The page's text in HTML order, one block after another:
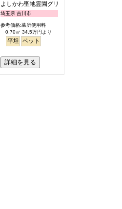
よしかわ聖地霊園グリーンピア
埼玉県 吉川市
参考価格:墓所使用料
0.70㎡ 34.5万円より
平坦 ペット
詳細を見る